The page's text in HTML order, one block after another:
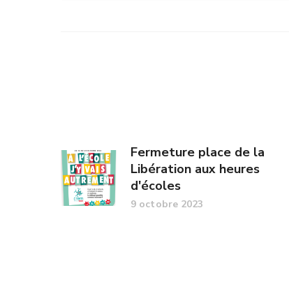
Fermeture place de la
Libération aux heures
d'écoles
9 octobre 2023